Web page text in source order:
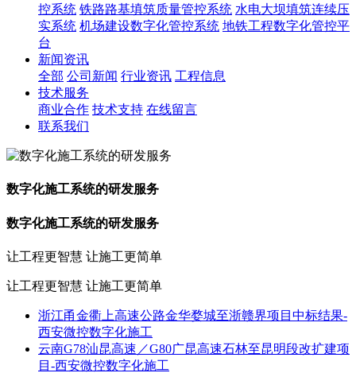
控系统 铁路路基填筑质量管控系统 水电大坝填筑连续压
实系统 机场建设数字化管控系统 地铁工程数字化管控平
台
新闻资讯
全部 公司新闻 行业资讯 工程信息
技术服务
商业合作 技术支持 在线留言
联系我们
数字化施工系统的研发服务
数字化施工系统的研发服务
让工程更智慧 让施工更简单
让工程更智慧 让施工更简单
浙江甬金衢上高速公路金华婺城至浙赣界项目中标结果-
西安微控数字化施工
云南G78汕昆高速／G80广昆高速石林至昆明段改扩建项
目-西安微控数字化施工